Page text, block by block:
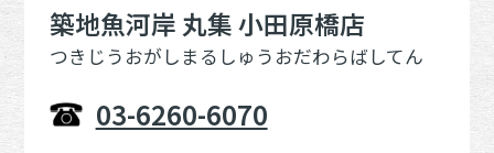
築地魚河岸 丸集 小田原橋店
つきじうおがしまるしゅうおだわらばしてん
03-6260-6070